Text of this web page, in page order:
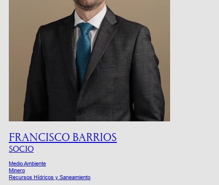
FRANCISCO BARRIOS
SOCIO
Medio Ambiente
Minero
Recursos Hídricos y Saneamiento